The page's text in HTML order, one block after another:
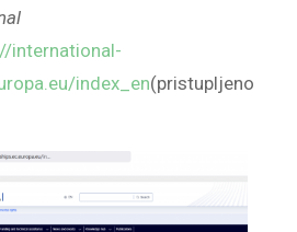
international-
index_en(pristupljeno